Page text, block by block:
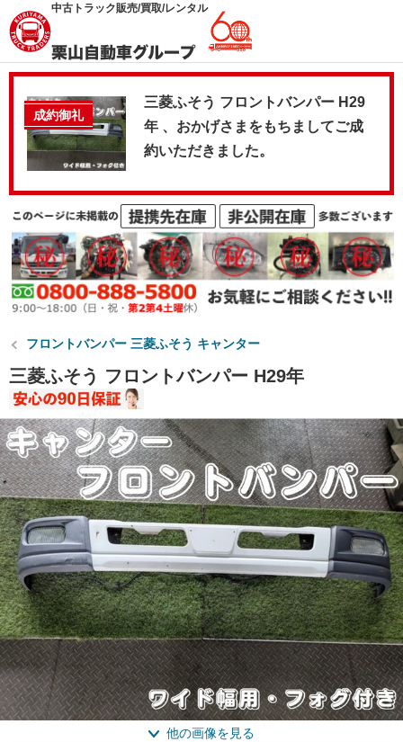
中古トラック販売/買取/レンタル
成約御礼
三菱ふそう フロントバンパー H29
年 、おかげさまをもちましてご成
約いただきました。
フロントバンパー 三菱ふそう キャンター
三菱ふそう フロントバンパー H29年
他の画像を見る